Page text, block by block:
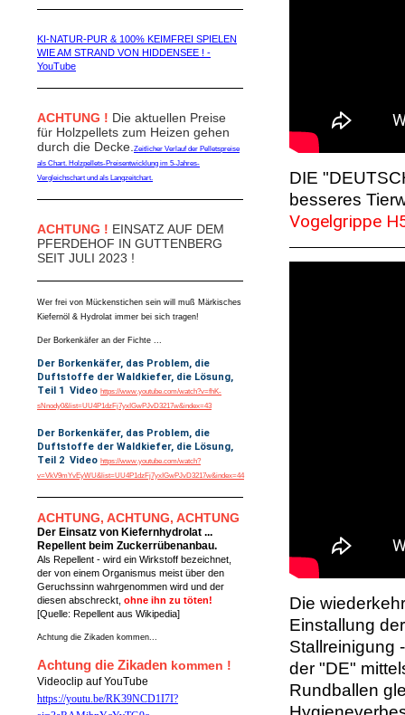
KI-NATUR-PUR & 100% KEIMFREI SPIELEN
WIE AM STRAND VON HIDDENSEE ! -
YouTube
ACHTUNG ! Die aktuellen Preise
für Holzpellets zum Heizen gehen
durch die Decke. Zeitlicher Verlauf der Pelletspreise
als Chart. Holzpellets-Preisentwicklung im 5-Jahres-
Vergleichschart und als Langzeitchart.
ACHTUNG ! EINSATZ AUF DEM
PFERDEHOF IN GUTTENBERG
SEIT JULI 2023 !
Wer frei von Mückenstichen sein will muß Märkisches
Kiefernöl & Hydrolat immer bei sich tragen!
Der Borkenkäfer an der Fichte ...
Der Borkenkäfer, das Problem, die
Duftstoffe der Waldkiefer, die Lösung,
Teil 1 Video https://www.youtube.com/watch?v=fhK-
sNnody0&list=UU4P1dzFj7yxIGwPJvD3217w&index=43
Der Borkenkäfer, das Problem, die
Duftstoffe der Waldkiefer, die Lösung,
Teil 2 Video https://www.youtube.com/watch?
v=VkV9mYvEyWU&list=UU4P1dzFj7yxIGwPJvD3217w&index=44
ACHTUNG, ACHTUNG, ACHTUNG
Der Einsatz von Kiefernhydrolat ...
Repellent beim Zuckerrübenanbau.
Als Repellent - wird ein Wirkstoff bezeichnet,
der von einem Organismus meist über den
Geruchssinn wahrgenommen wird und der
diesen abschreckt, ohne ihn zu töten!
[Quelle: Repellent aus Wikipedia]
Achtung die Zikaden kommen...
Achtung die Zikaden kommen !
Videoclip auf YouTube
https://youtu.be/RK39NCD1I7I?
DIE
besseres
Vogelgrippe
Die
Einstallung
Stallreinigung
der "DE"
Rundballen